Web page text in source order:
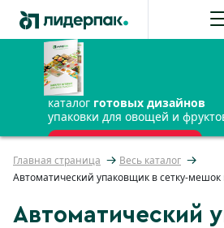
каталог готовых дизайнов
упаковки для овощей и
ПОЛУЧИТЬ БЕСПЛАТНО
Главная страница
Весь каталог
Автоматический упаковщик в сетку-мешок
Автоматический